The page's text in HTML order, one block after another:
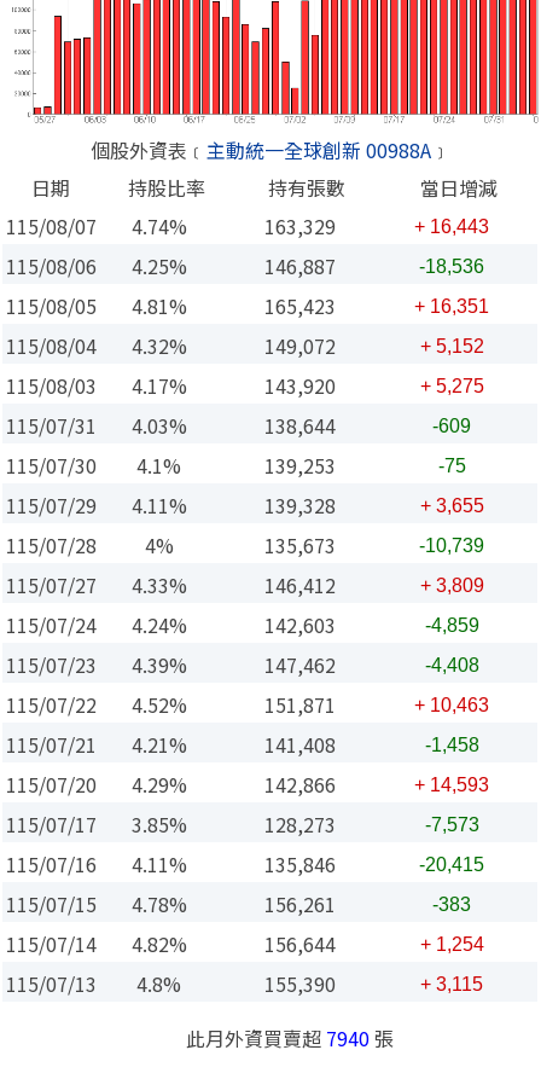
個股外資表﹝ 主動統一全球創新 00988A﹞
日期
持股比率 持有張數
當日增減
115/08/07
4.74% 163,329 + 16,443
115/08/06 4.25% 146,887 -18,536
115/08/05 4.81% 165,423 + 16,351
115/08/04 4.32% 149,072 + 5,152
115/08/03 4.17% 143,920 + 5,275
115/07/31 4.03% 138,644 -609
115/07/30 4.1% 139,253 -75
115/07/29 4.11% 139,328 + 3,655
115/07/28 4% 135,673 -10,739
115/07/27 4.33% 146,412 + 3,809
115/07/24 4.24% 142,603 -4,859
115/07/23 4.39% 147,462 -4,408
115/07/22 4.52% 151,871 + 10,463
115/07/21 4.21% 141,408 -1,458
115/07/20 4.29% 142,866 + 14,593
115/07/17 3.85% 128,273 -7,573
115/07/16 4.11% 135,846 -20,415
115/07/15 4.78% 156,261 -383
115/07/14 4.82% 156,644 + 1,254
115/07/13 4.8% 155,390 + 3,115
此月外資買賣超 7940張